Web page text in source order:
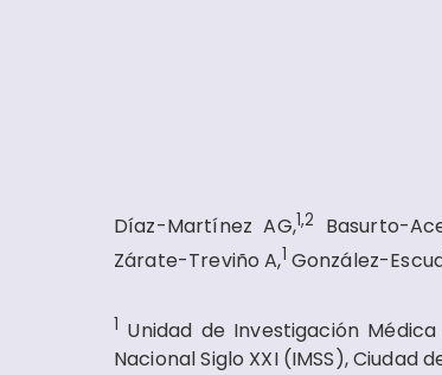
Díaz-Martínez AG,1,2 Basurto-
Zárate-Treviño A,1 González-
1 Unidad de Investigación
Nacional Siglo XXI (IMSS), Ciudad